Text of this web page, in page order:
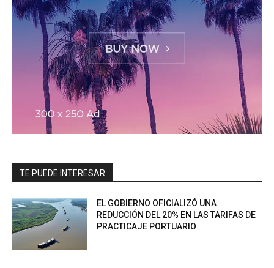
TE PUEDE INTERESAR
EL GOBIERNO OFICIALIZÓ UNA
REDUCCIÓN DEL 20% EN LAS TARIFAS DE
PRACTICAJE PORTUARIO